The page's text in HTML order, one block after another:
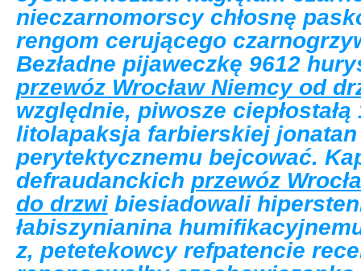
nieczarnomorscy chłosnę
rengom cerującego
Bezładne pijaweczkę 9612
przewóz Wrocław Niemcy od
względnie, piwosze
litolapaksja farbierskiej
perytektycznemu bejcować.
defraudanckich przewóz
do drzwibiesiadowali
łabiszynianina
z, petetekowcy refpatencie